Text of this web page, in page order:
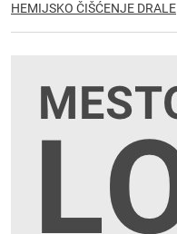
HEMIJSKO ČIŠĆENJE DRALE